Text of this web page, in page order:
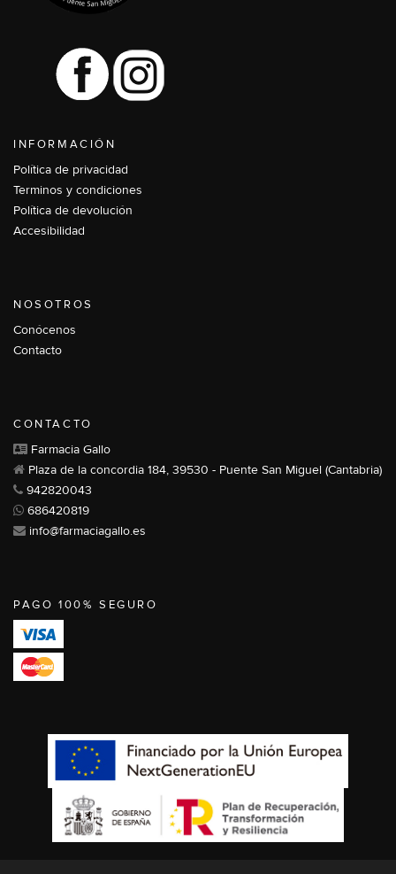
INFORMACIÓN
Política de privacidad
Terminos y condiciones
Política de devolución
Accesibilidad
NOSOTROS
Conócenos
Contacto
CONTACTO
Farmacia Gallo
Plaza de la concordia 184, 39530 - Puente San Miguel (Cantabria)
942820043
686420819
info@farmaciagallo.es
PAGO 100% SEGURO